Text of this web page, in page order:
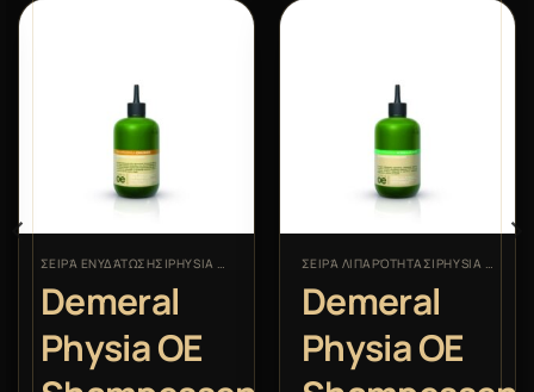
ΣΕΙΡΆ ΕΝΥΔΆΤΩΣΗΣ|PHYSIA OE
Demeral
Physia OE
ΣΕΙΡΆ ΛΙΠΑΡΌΤΗΤΑΣ|PHYSIA OE
Demeral
Physia OE